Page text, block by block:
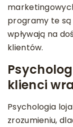
programy te są
wpływają na
klientów.
klienci
Psychologia
zrozumieniu,